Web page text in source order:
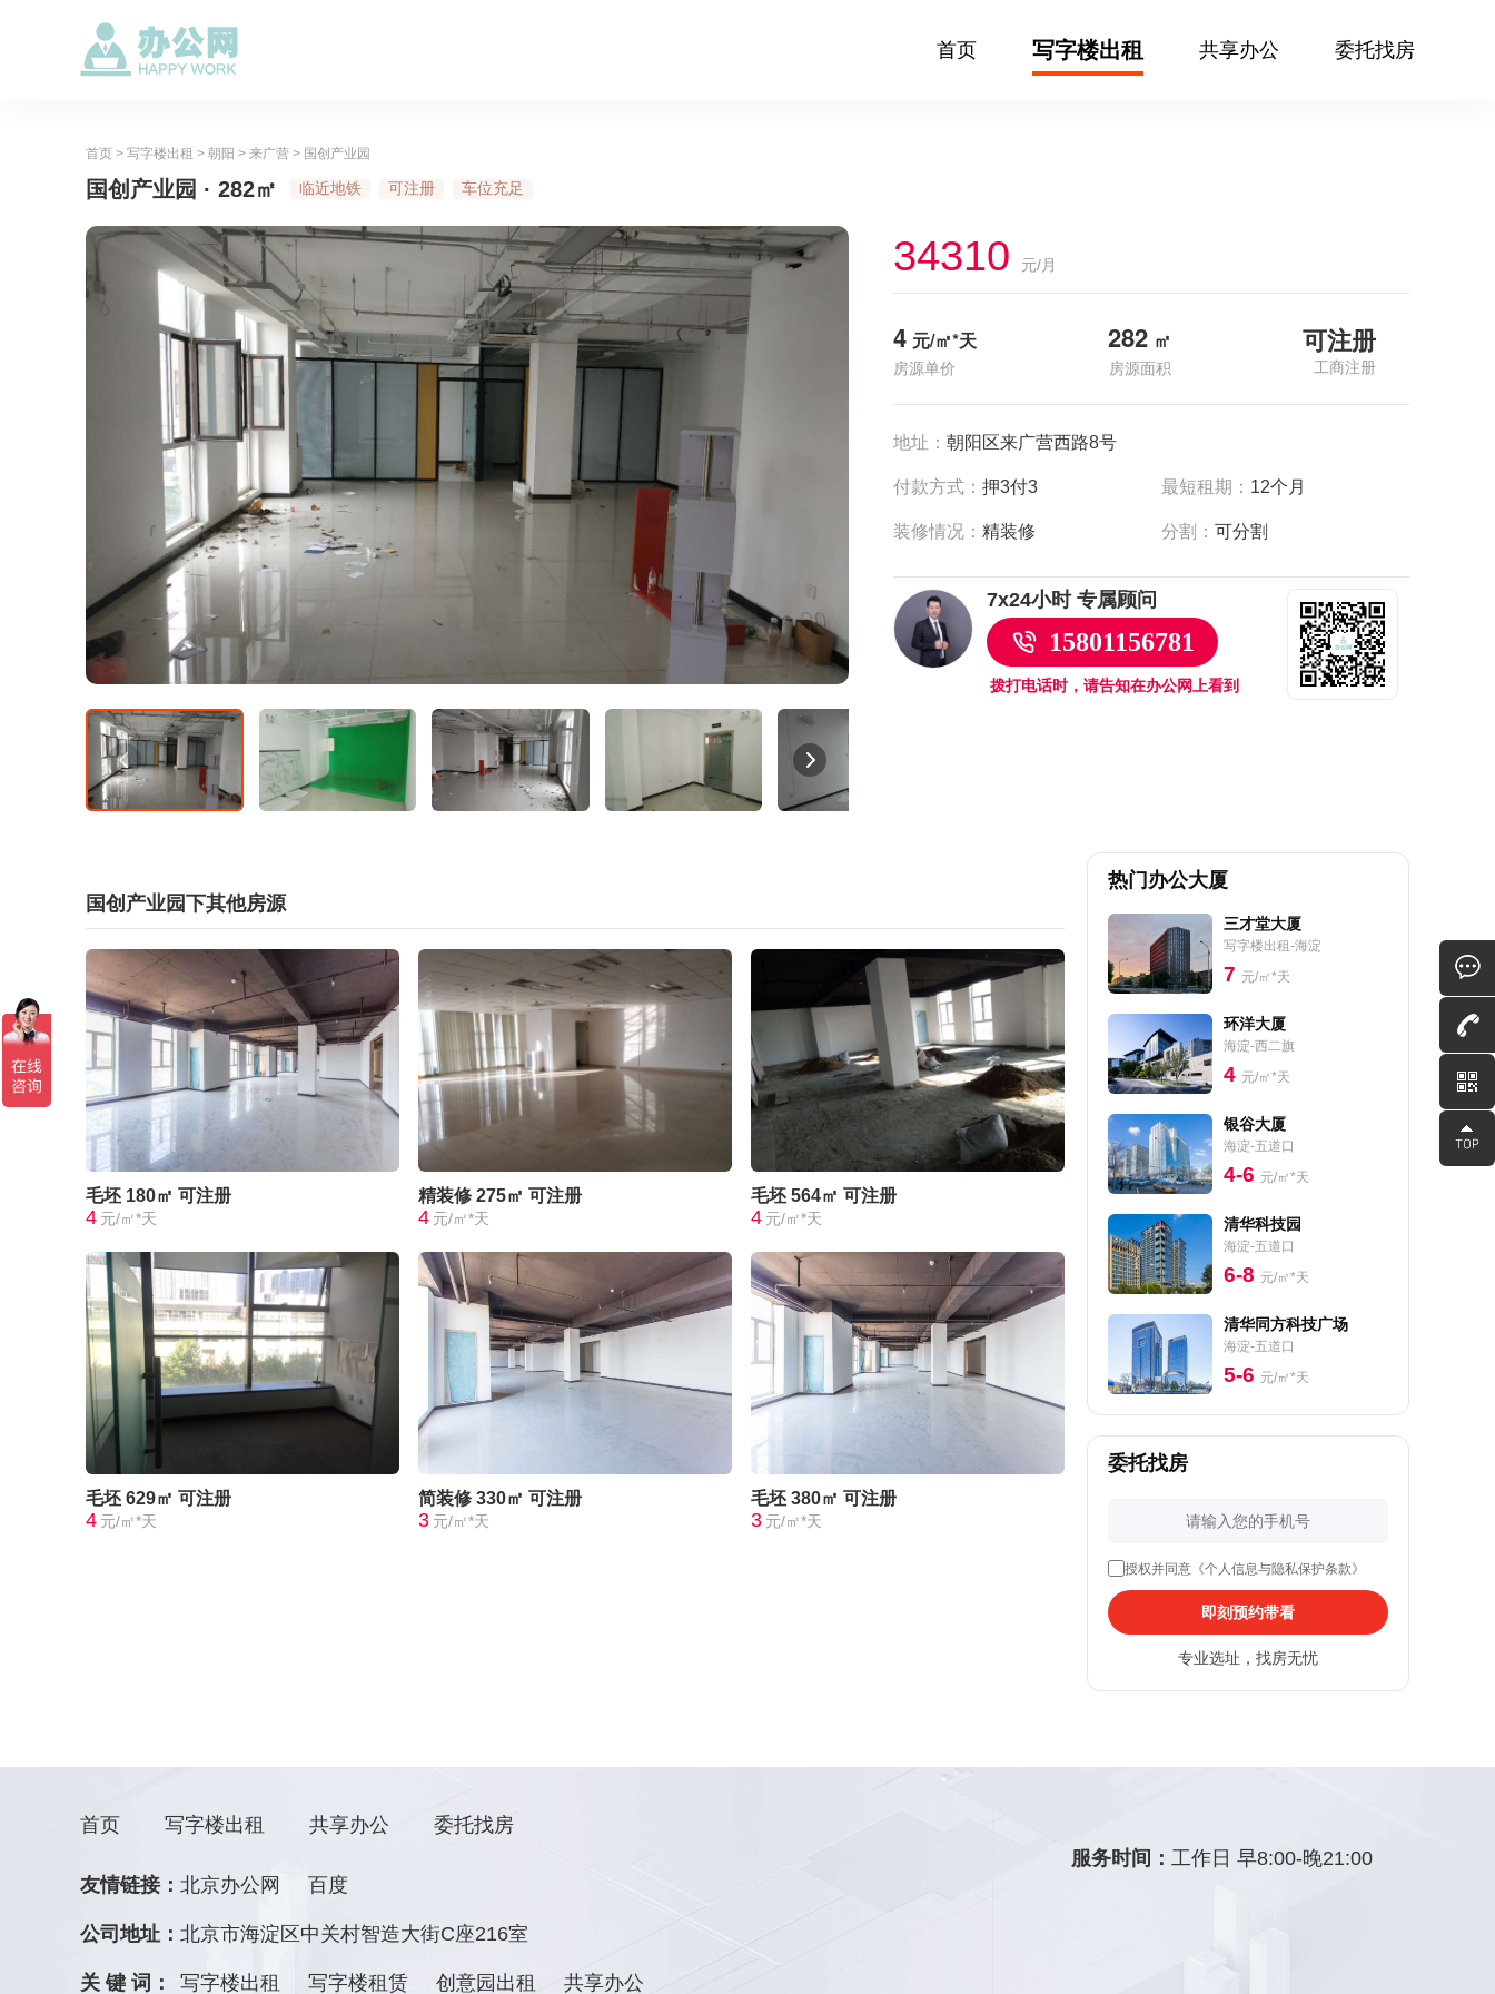
首页 写字楼出租 共享办公 委托找房
首页 > 写字楼出租 > 朝阳 > 来广营 > 国创产业园
国创产业园 · 282㎡ 临近地铁 可注册 车位充足
34310 元/月
4 元/㎡*天
房源单价
282 ㎡
房源面积
可注册
工商注册
地址： 朝阳区来广营西路8号
付款方式： 押3付3 最短租期： 12个月
装修情况： 精装修 分割：可分割
7x24小时 专属顾问
15801156781
拨打电话时，请告知在办公网上看到
国创产业园下其他房源
毛坯 180㎡ 可注册
4 元/㎡*天
精装修 275㎡ 可注册
4 元/㎡*天
毛坯 564㎡ 可注册
4 元/㎡*天
毛坯 629㎡ 可注册
4 元/㎡*天
简装修 330㎡ 可注册
3 元/㎡*天
毛坯 380㎡ 可注册
3 元/㎡*天
热门办公大厦
三才堂大厦
写字楼出租-海淀
7 元/㎡*天
环洋大厦
海淀-西二旗
4 元/㎡*天
银谷大厦
海淀-五道口
4-6 元/㎡*天
清华科技园
海淀-五道口
6-8 元/㎡*天
清华同方科技广场
海淀-五道口
5-6 元/㎡*天
委托找房
授权并同意《个人信息与隐私保护条款》
即刻预约带看
专业选址，找房无忧
首页 写字楼出租 共享办公 委托找房
友情链接： 北京办公网 百度
公司地址： 北京市海淀区中关村智造大街C座216室
关 键 词： 写字楼出租 写字楼租赁 创意园出租 共享办公
服务时间：工作日 早8:00-晚21:00